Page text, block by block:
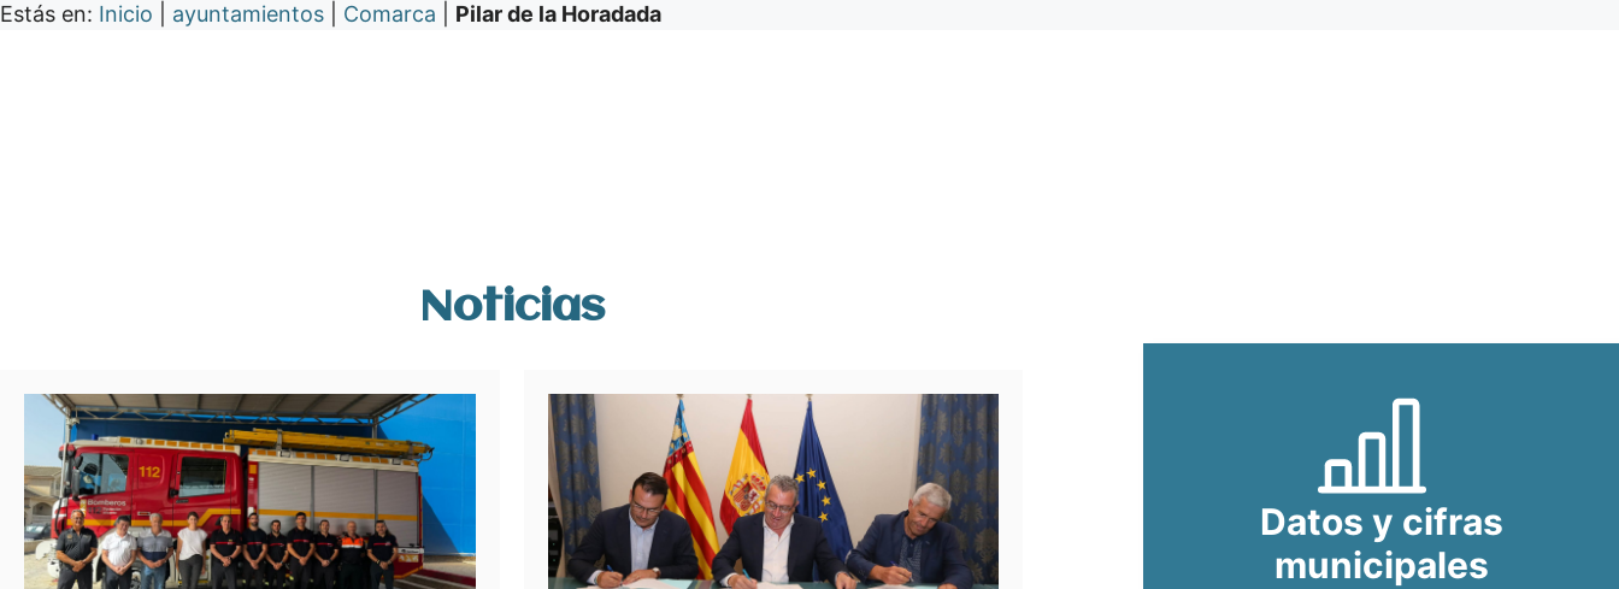
Estás en: Inicio ayuntamientos Comarca Pilar de la Horadada
Noticias
Datos y cifras
municipales